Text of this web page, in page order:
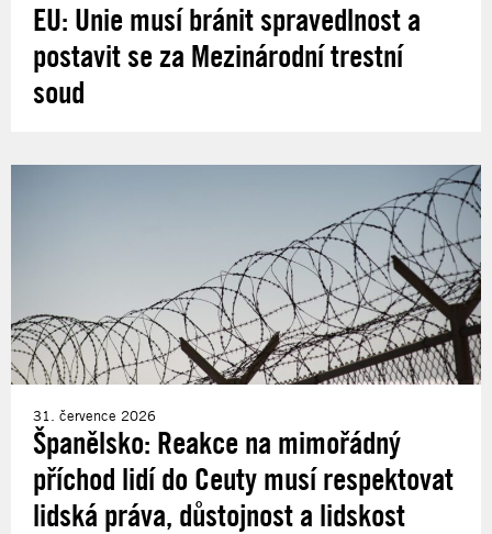
EU: Unie musí bránit spravedlnost a
postavit se za Mezinárodní trestní
soud
31. července 2026
Španělsko: Reakce na mimořádný
příchod lidí do Ceuty musí respektovat
lidská práva, důstojnost a lidskost